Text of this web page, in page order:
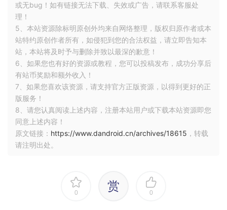
● 公共目录：Downloads、Documents、Pictures 、DCIM、
Movies、Music、Ringtones等
■ 公共目录的文件在App卸载后，不会删除
■ 可以通过SAF、MediaStore接口访问
■ 拥有权限，也能通过路径直接访问
● 应用专属目录
■ 应用专属目录只能自己直接访问
■ App卸载，数据会清除。
1.2. 兼容影响
requestLegacyExternalStorage，而且也没有其他标记可以提
或无bug！如有链接无法下载、失效或广告，请联系客服处
理！
5、本站资源除标明原创外均来自网络整理，版权归原作者或本
站特约原创作者所有，如侵犯到您的合法权益，请立即告知本
站，本站将及时予与删除并致以最深的歉意！
6、如果您也有好的资源或教程，您可以投稿发布，成功分享后
有站币奖励和额外收入！
7、如果您喜欢该资源，请支持官方正版资源，以得到更好的正
版服务！
8、请您认真阅读上述内容，注册本站用户或下载本站资源即您
同意上述内容！
原文链接： https://www.dandroid.cn/archives/18615 ，转载
请注明出处。
0 赏 0